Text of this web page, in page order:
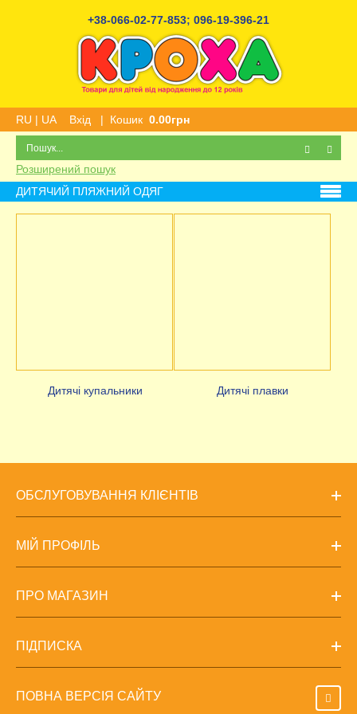
+38-066-02-77-853; 096-19-396-21
RU | UA Вхід | Кошик 0.00грн
Розширений пошук
ДИТЯЧИЙ ПЛЯЖНИЙ ОДЯГ
Дитячі купальники Дитячі плавки
ОБСЛУГОВУВАННЯ КЛІЄНТІВ
МІЙ ПРОФІЛЬ
ПРО МАГАЗИН
ПІДПИСКА
ПОВНА ВЕРСІЯ САЙТУ